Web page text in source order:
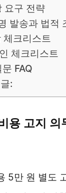
요구 전략
발송과 법적
체크리스트
체크리스트
FAQ
:
용 고지 의
5만 원 별도